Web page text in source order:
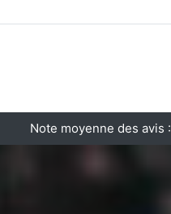
Note moyenne des avis :